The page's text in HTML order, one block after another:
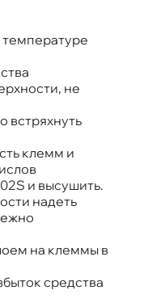
не
встряхнуть
клемм и
и высушить.
надеть
на клеммы
средства